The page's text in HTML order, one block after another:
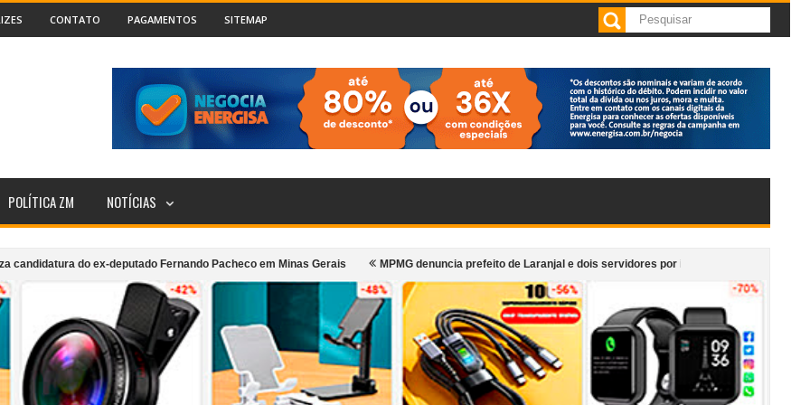
CONTATO PAGAMENTOS SITEMAP
POLÍTICA ZM NOTÍCIAS
ex-deputado Fernando Pacheco em Minas Gerais MPMG denuncia prefeito de Laranjal e dois servidores por irregularidades em licitações de obras
coletivo urbano de Cataguases Incêndio atinge segundo andar de cafeteria anexa ao Supermercado Morais em Cataguases “Monumento